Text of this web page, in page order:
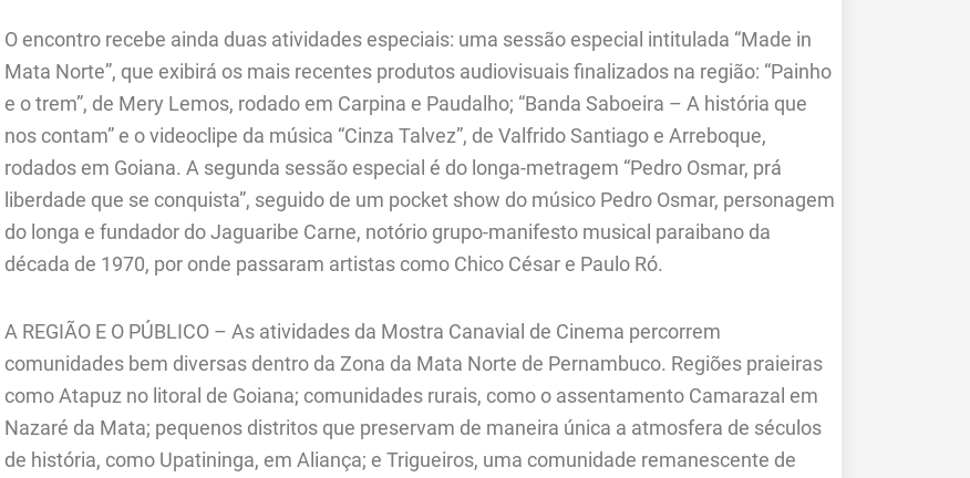
O encontro recebe ainda duas atividades especiais: uma sessão especial intitulada “Made in
Mata Norte”, que exibirá os mais recentes produtos audiovisuais finalizados na região: “Painho
e o trem”, de Mery Lemos, rodado em Carpina e Paudalho; “Banda Saboeira – A história que
nos contam” e o videoclipe da música “Cinza Talvez”, de Valfrido Santiago e Arreboque,
rodados em Goiana. A segunda sessão especial é do longa-metragem “Pedro Osmar, prá
liberdade que se conquista”, seguido de um pocket show do músico Pedro Osmar, personagem
do longa e fundador do Jaguaribe Carne, notório grupo-manifesto musical paraibano da
década de 1970, por onde passaram artistas como Chico César e Paulo Ró.
A REGIÃO E O PÚBLICO – As atividades da Mostra Canavial de Cinema percorrem
comunidades bem diversas dentro da Zona da Mata Norte de Pernambuco. Regiões praieiras
como Atapuz no litoral de Goiana; comunidades rurais, como o assentamento Camarazal em
Nazaré da Mata; pequenos distritos que preservam de maneira única a atmosfera de séculos
de história, como Upatininga, em Aliança; e Trigueiros, uma comunidade remanescente de